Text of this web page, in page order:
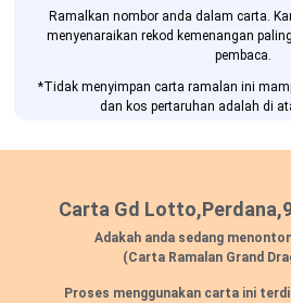
Ramalkan nombor anda dalam carta.
menyenaraikan rekod kemenangan
pembaca.
*Tidak menyimpan carta ramalan ini
dan kos pertaruhan adalah di
Carta Gd
Adakah anda sedang
(Carta Ramalan Grand
Proses menggunakan carta ini